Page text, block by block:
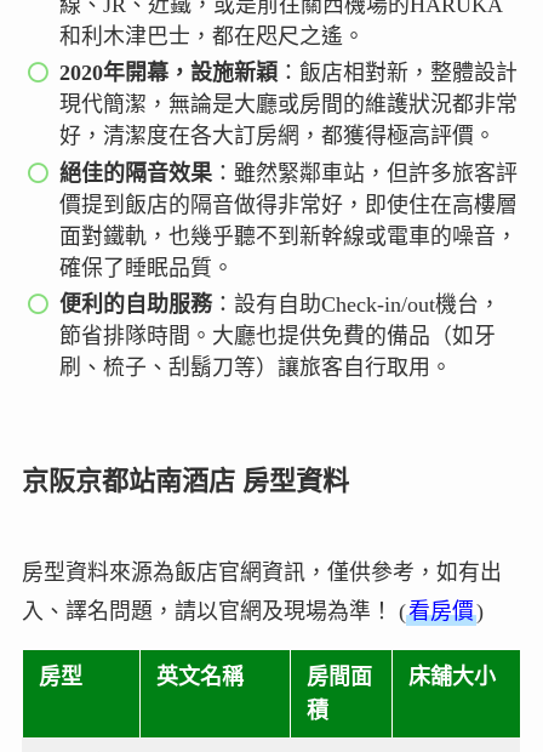
和利木津巴士，都在咫尺之遙。
2020年開幕，設施新穎 ：飯店相對新，整體設計
現代簡潔，無論是大廳或房間的維護狀況都非常
好，清潔度在各大訂房網，都獲得極高評價。
絕佳的隔音效果 ：雖然緊鄰車站，但許多旅客評
價提到飯店的隔音做得非常好，即使住在高樓層
面對鐵軌，也幾乎聽不到新幹線或電車的噪音，
確保了睡眠品質。
便利的自助服務 ：設有自助Check-in/out機台，
節省排隊時間。大廳也提供免費的備品（如牙
刷、梳子、刮鬍刀等）讓旅客自行取用。
京阪京都站南酒店 房型資料
房型資料來源為飯店官網資訊，僅供參考，如有出
入、譯名問題，請以官網及現場為準！ (看房價)
房型 英文名稱
房間面
積
床舖大小